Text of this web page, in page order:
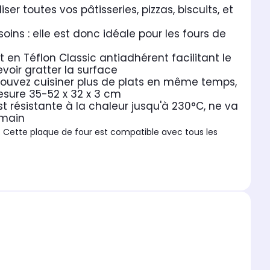
toutes vos pâtisseries, pizzas, biscuits, et
: elle est donc idéale pour les fours de
Téflon Classic antiadhérent facilitant le
gratter la surface
cuisiner plus de plats en même temps,
35-52 x 32 x 3 cm
résistante à la chaleur jusqu'à 230°C, ne va
Cette plaque de four est compatible avec tous les